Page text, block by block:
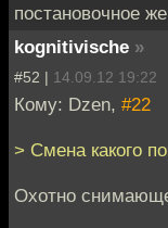
постановочное же
kognitivische »
#52 | 14.09.12 19:22
Кому: Dzen, #22
> Смена какого
Охотно